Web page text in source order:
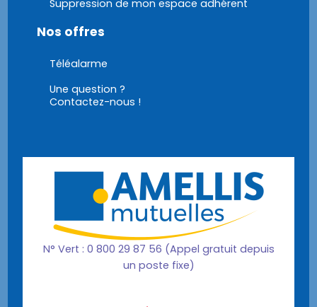
Suppression de mon espace adhérent
Nos offres
Téléalarme
Une question ?
Contactez-nous !
N° Vert : 0 800 29 87 56 (Appel gratuit depuis
un poste fixe)